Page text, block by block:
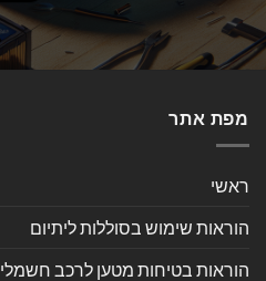
מפת אתר
ראשי
הוראות שימוש בסוללות ליתיום
הוראות בטיחות מטען לרכב חשמלי